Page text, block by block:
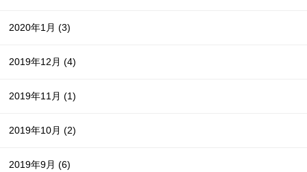
2020年1月(3)
2019年12月(4)
2019年11月(1)
2019年10月(2)
2019年9月(6)